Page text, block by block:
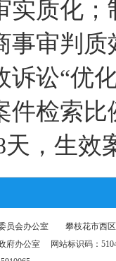
实质化
事审判
诉讼“优
件检索比
天，生效
员会办公室 攀枝花市西区
府办公室 网站标识码：